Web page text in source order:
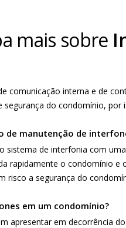
mais sobre
comunicação interna e de
do condomínio,
de manutenção de
de interfonia com
rapidamente o condomínio
risco a segurança do
em um condomínio?
apresentar em decorrência